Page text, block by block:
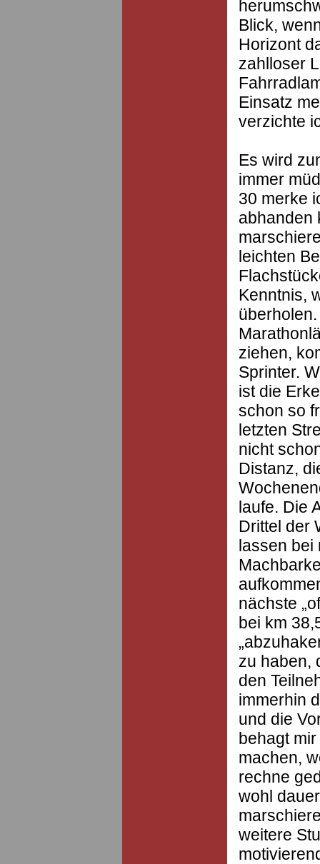
Blick,
Horizont
zahlloser
Einsatz
verzichte
Es wird
immer
30 merke
abhanden
leichten
Kenntnis,
ziehen,
Sprinter.
ist die
schon so
letzten
nicht
Distanz,
laufe. Die
Drittel der
lassen bei
nächste
bei km
zu haben,
den
immerhin
und die
behagt
machen,
rechne
wohl
weitere